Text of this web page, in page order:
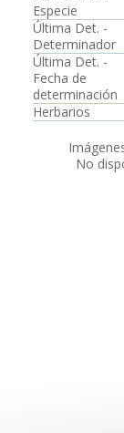
Especie
Última Det. -
Determinador
Última Det. -
Fecha de
determinación
Herbarios
No